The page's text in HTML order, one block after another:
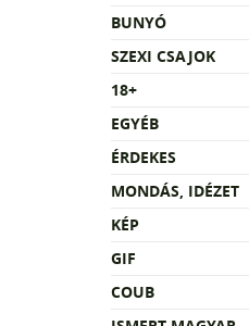
BUNYÓ
SZEXI CSAJOK
18+
EGYÉB
ÉRDEKES
MONDÁS, IDÉZET
KÉP
GIF
COUB